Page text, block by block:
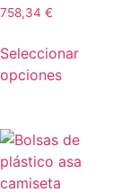
758,34 €
Seleccionar
opciones